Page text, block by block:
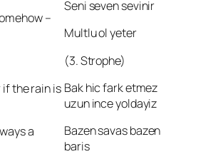
–
if the rain is
a
Seni seven sevinir
Multlu ol yeter
(3. Strophe)
Bak hic fark etmez
uzun ince yoldayiz
Bazen savas bazen
baris